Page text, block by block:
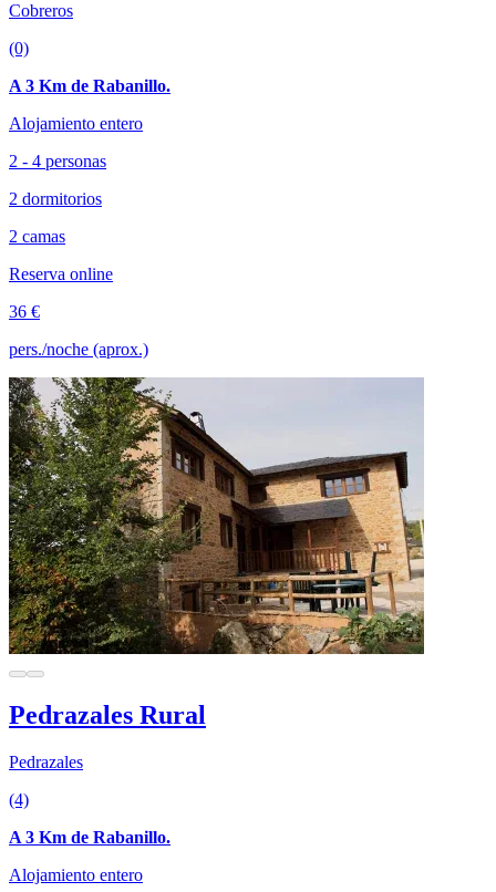
Cobreros
(0)
A 3 Km de Rabanillo.
Alojamiento entero
2 - 4 personas
2 dormitorios
2 camas
Reserva online
36 €
pers./noche (aprox.)
Pedrazales Rural
Pedrazales
(4)
A 3 Km de Rabanillo.
Alojamiento entero